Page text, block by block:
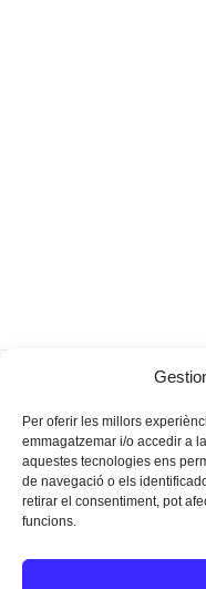
Per oferir les millors
emmagatzemar i/o accedir a
aquestes tecnologies ens
de navegació o els
retirar el consentiment, pot
funcions.